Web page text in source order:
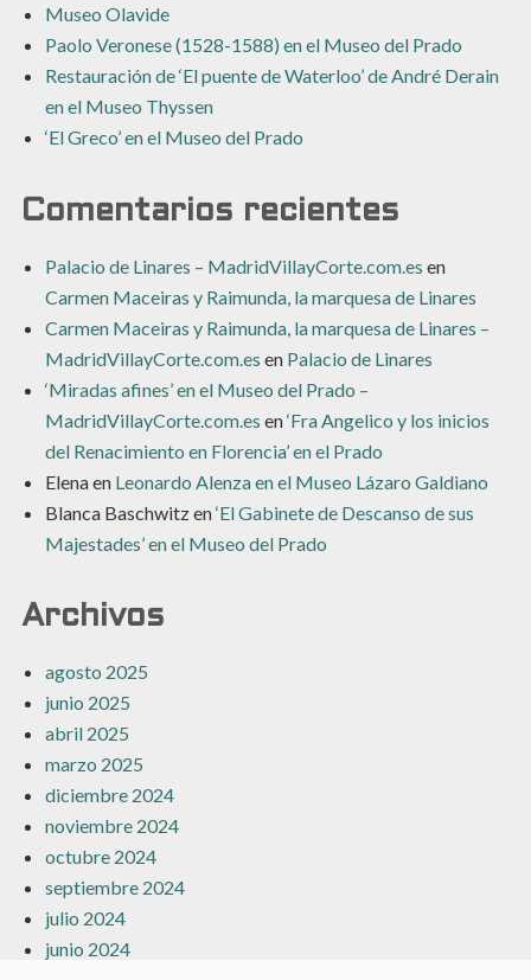
Museo Olavide
Paolo Veronese (1528-1588) en el Museo del Prado
Restauración de ‘El puente de Waterloo’ de André Derain
en el Museo Thyssen
‘El Greco’ en el Museo del Prado
Comentarios recientes
Palacio de Linares – MadridVillayCorte.com.es en
Carmen Maceiras y Raimunda, la marquesa de Linares
Carmen Maceiras y Raimunda, la marquesa de Linares –
MadridVillayCorte.com.es en Palacio de Linares
‘Miradas afines’ en el Museo del Prado –
MadridVillayCorte.com.es en‘Fra Angelico y los inicios
del Renacimiento en Florencia’ en el Prado
Elenaen Leonardo Alenza en el Museo Lázaro Galdiano
Blanca Baschwitzen‘El Gabinete de Descanso de sus
Majestades’ en el Museo del Prado
Archivos
agosto 2025
junio 2025
abril 2025
marzo 2025
diciembre 2024
noviembre 2024
octubre 2024
septiembre 2024
julio 2024
junio 2024